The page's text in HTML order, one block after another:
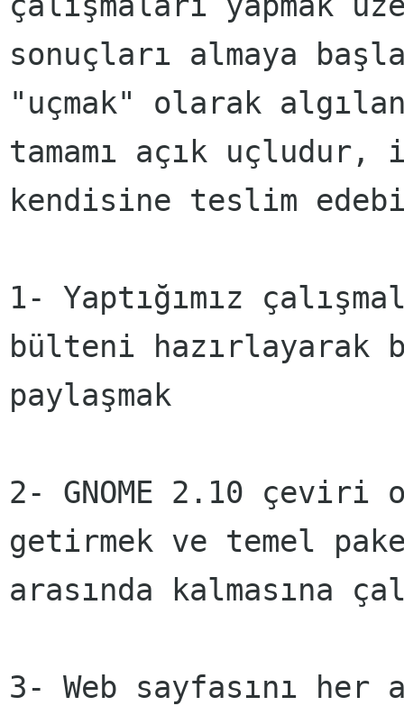
sonuçları almaya
"uçmak" olarak
tamamı açık
kendisine teslim
1- Yaptığımız
bülteni hazırlayarak
paylaşmak
2- GNOME 2.10 çeviri
getirmek ve temel
arasında kalmasına
3- Web sayfasını